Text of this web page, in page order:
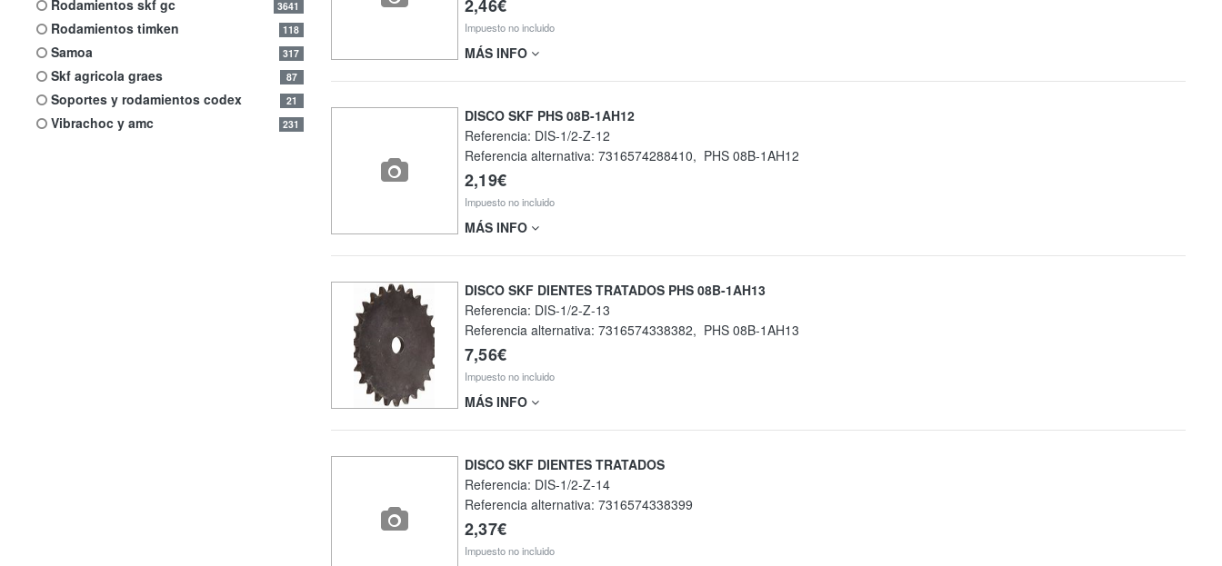
rodamientos skf gc 3641
rodamientos timken 118
samoa 317
skf agricola graes 87
soportes y rodamientos codex 21
vibrachoc y amc 231
2,46€
Impuesto no incluido
MÁS INFO
DISCO SKF PHS 08B-1AH12
Referencia: DIS-1/2-Z-12
Referencia alternativa: 7316574288410, PHS 08B-1AH12
2,19€
Impuesto no incluido
MÁS INFO
DISCO SKF DIENTES TRATADOS PHS 08B-1AH13
Referencia: DIS-1/2-Z-13
Referencia alternativa: 7316574338382, PHS 08B-1AH13
7,56€
Impuesto no incluido
MÁS INFO
DISCO SKF DIENTES TRATADOS
Referencia: DIS-1/2-Z-14
Referencia alternativa: 7316574338399
2,37€
Impuesto no incluido